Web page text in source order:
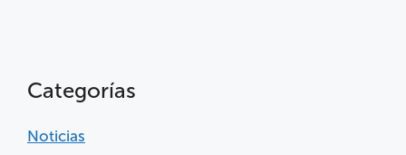
Categorías
Noticias